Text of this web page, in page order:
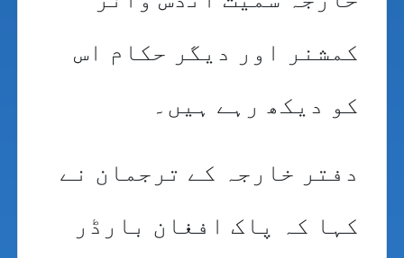
کمشنر اور دیگر حکام اس
کو دیکھ رہے ہیں۔
دفتر خارجہ کے ترجمان نے
کہا کہ پاک افغان بارڈر